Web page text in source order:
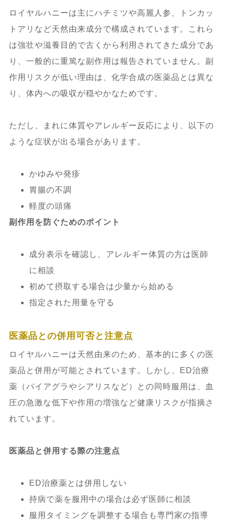
ロイヤルハニーは主にハチミツや高麗人参、トンカッ
トアリなど天然由来成分で構成されています。これら
は強壮や滋養目的で古くから利用されてきた成分であ
り、一般的に重篤な副作用は報告されていません。副
作用リスクが低い理由は、化学合成の医薬品とは異な
り、体内への吸収が穏やかなためです。
ただし、まれに体質やアレルギー反応により、以下の
ような症状が出る場合があります。
かゆみや発疹
胃腸の不調
軽度の頭痛
副作用を防ぐためのポイント
成分表示を確認し、アレルギー体質の方は医師
に相談
初めて摂取する場合は少量から始める
指定された用量を守る
医薬品との併用可否と注意点
ロイヤルハニーは天然由来のため、基本的に多くの医
薬品と併用が可能とされています。しかし、ED治療
薬（バイアグラやシアリスなど）との同時服用は、血
圧の急激な低下や作用の増強など健康リスクが指摘さ
れています。
医薬品と併用する際の注意点
ED治療薬とは併用しない
持病で薬を服用中の場合は必ず医師に相談
服用タイミングを調整する場合も専門家の指導